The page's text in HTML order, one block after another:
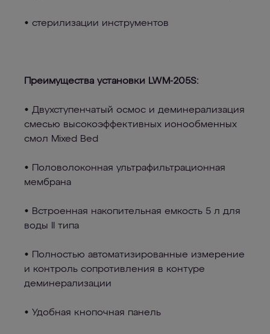
• стерилизации инструментов
Преимущества установки LWM-205S:
• Двухступенчатый осмос и деминерализация
смесью высокоэффективных ионообменных
смол Mixed Bed
• Половолоконная ультрафильтрационная
мембрана
• Встроенная накопительная емкость 5 л для
воды II типа
• Полностью автоматизированные измерение
и контроль сопротивления в контуре
деминерализации
• Удобная кнопочная панель